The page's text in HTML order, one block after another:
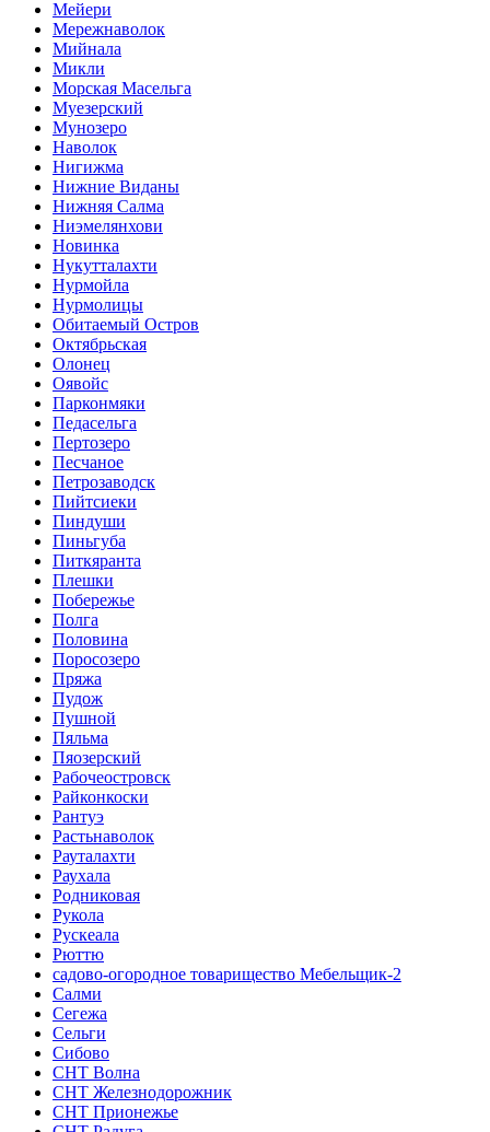
Мейери
Мережнаволок
Мийнала
Микли
Морская Масельга
Муезерский
Мунозеро
Наволок
Нигижма
Нижние Виданы
Нижняя Салма
Ниэмелянхови
Новинка
Нукутталахти
Нурмойла
Нурмолицы
Обитаемый Остров
Октябрьская
Олонец
Оявойс
Парконмяки
Педасельга
Пертозеро
Песчаное
Петрозаводск
Пийтсиеки
Пиндуши
Пиньгуба
Питкяранта
Плешки
Побережье
Полга
Половина
Поросозеро
Пряжа
Пудож
Пушной
Пяльма
Пяозерский
Рабочеостровск
Райконкоски
Рантуэ
Растьнаволок
Рауталахти
Раухала
Родниковая
Рукола
Рускеала
Рюттю
садово-огородное товарищество Мебельщик-2
Салми
Сегежа
Сельги
Сибово
СНТ Волна
СНТ Железнодорожник
СНТ Прионежье